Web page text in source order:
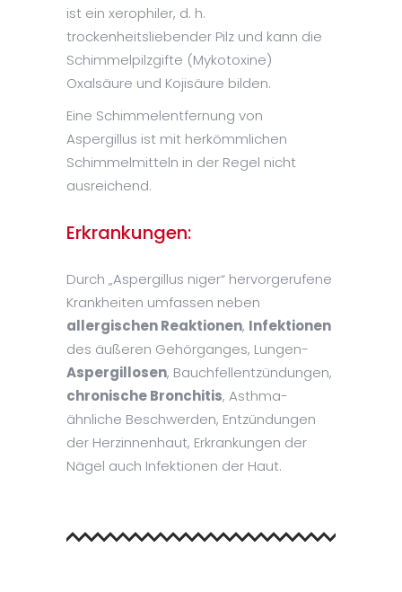
ist ein xerophiler, d. h.
trockenheitsliebender Pilz und kann die
Schimmelpilzgifte (Mykotoxine)
Oxalsäure und Kojisäure bilden.
Eine Schimmelentfernung von
Aspergillus ist mit herkömmlichen
Schimmelmitteln in der Regel nicht
ausreichend.
Erkrankungen:
Durch „Aspergillus niger“ hervorgerufene
Krankheiten umfassen neben
allergischen Reaktionen, Infektionen
des äußeren Gehörganges, Lungen-
Aspergillosen, Bauchfellentzündungen,
chronische Bronchitis, Asthma-
ähnliche Beschwerden, Entzündungen
der Herzinnenhaut, Erkrankungen der
Nägel auch Infektionen der Haut.